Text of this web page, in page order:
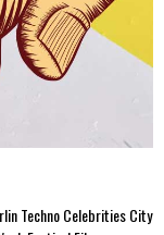
TechnoCelebritiesCity